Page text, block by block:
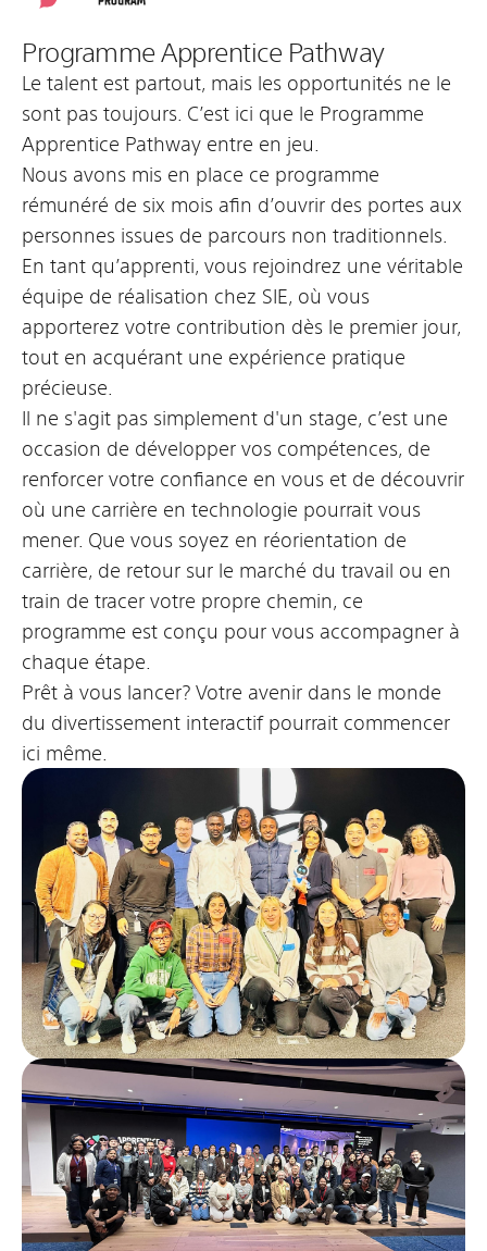
Programme Apprentice Pathway
Le talent est partout, mais les opportunités ne le
sont pas toujours. C’est ici que le Programme
Apprentice Pathway entre en jeu.
Nous avons mis en place ce programme
rémunéré de six mois afin d’ouvrir des portes aux
personnes issues de parcours non traditionnels.
En tant qu’apprenti, vous rejoindrez une véritable
équipe de réalisation chez SIE, où vous
apporterez votre contribution dès le premier jour,
tout en acquérant une expérience pratique
précieuse.
Il ne s'agit pas simplement d'un stage, c’est une
occasion de développer vos compétences, de
renforcer votre confiance en vous et de découvrir
où une carrière en technologie pourrait vous
mener. Que vous soyez en réorientation de
carrière, de retour sur le marché du travail ou en
train de tracer votre propre chemin, ce
programme est conçu pour vous accompagner à
chaque étape.
Prêt à vous lancer? Votre avenir dans le monde
du divertissement interactif pourrait commencer
ici même.